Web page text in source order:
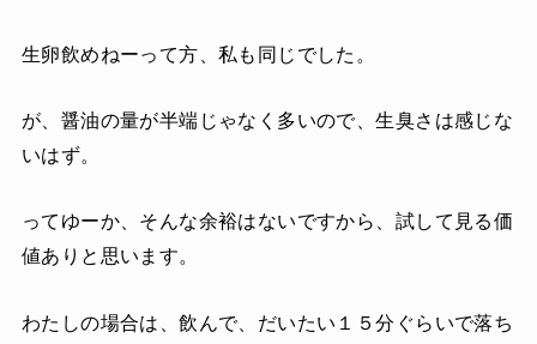
生卵飲めねーって方、私も同じでした。
が、醤油の量が半端じゃなく多いので、生臭さは感じな
いはず。
ってゆーか、そんな余裕はないですから、試して見る価
値ありと思います。
わたしの場合は、飲んで、だいたい１５分ぐらいで落ち